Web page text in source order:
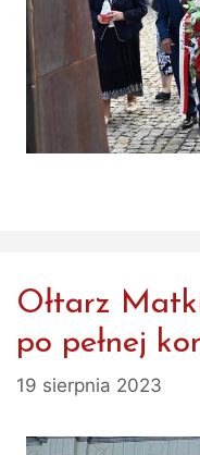
Ołtarz
po pełnej
19 sierpnia 2023